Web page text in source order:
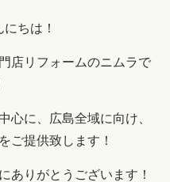
ちは！
店リフォームのニムラで
心に、広島全域に向け、
ご提供致します！
ありがとうございます！